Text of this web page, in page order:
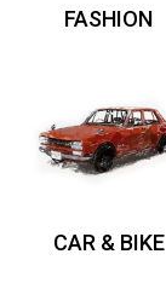
FASHION
CAR & BIKE